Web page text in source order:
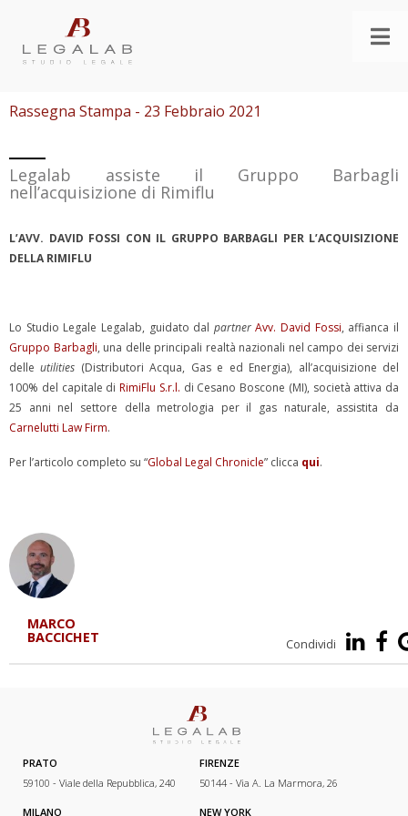
Rassegna Stampa - 23 Febbraio 2021
Legalab assiste il Gruppo Barbagli
nell’acquisizione di Rimiflu
L’AVV. DAVID FOSSI CON IL GRUPPO BARBAGLI PER L’ACQUISIZIONE
DELLA RIMIFLU
Lo Studio Legale Legalab, guidato dal partner Avv. David Fossi, affianca il
Gruppo Barbagli, una delle principali realtà nazionali nel campo dei servizi
delleutilities (Distributori Acqua, Gas e ed Energia), all’acquisizione del
100% del capitale di RimiFlu S.r.l. di Cesano Boscone (MI), società attiva da
25 anni nel settore della metrologia per il gas naturale, assistita da
Carnelutti Law Firm.
Per l’articolo completo su “Global Legal Chronicle” clicca qui.
MARCO
BACCICHET Condividi
PRATO
59100 - Viale della Repubblica, 240
FIRENZE
50144 - Via A. La Marmora, 26
MILANO NEW YORK